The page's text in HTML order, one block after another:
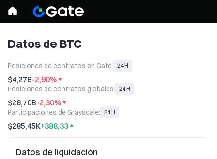
Datos de BTC
Posiciones de contratos en Gate: 24H
$4,27B-2,90%
Posiciones de contratos globales: 24H
$28,70B-2,30%
Participaciones de Grayscale: 24H
$285,45K+388,33
Datos de liquidación